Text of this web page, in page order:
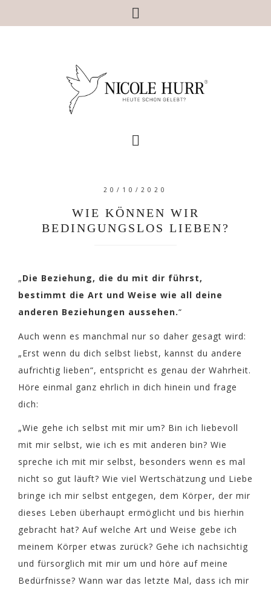
20/10/2020
WIE KÖNNEN WIR
BEDINGUNGSLOS LIEBEN?
„Die Beziehung, die du mit dir führst,
bestimmt die Art und Weise wie all deine
anderen Beziehungen aussehen.“
Auch wenn es manchmal nur so daher gesagt wird:
„Erst wenn du dich selbst liebst, kannst du andere
aufrichtig lieben“, entspricht es genau der Wahrheit.
Höre einmal ganz ehrlich in dich hinein und frage
dich:
„Wie gehe ich selbst mit mir um? Bin ich liebevoll
mit mir selbst, wie ich es mit anderen bin? Wie
spreche ich mit mir selbst, besonders wenn es mal
nicht so gut läuft? Wie viel Wertschätzung und Liebe
bringe ich mir selbst entgegen, dem Körper, der mir
dieses Leben überhaupt ermöglicht und bis hierhin
gebracht hat? Auf welche Art und Weise gebe ich
meinem Körper etwas zurück? Gehe ich nachsichtig
und fürsorglich mit mir um und höre auf meine
Bedürfnisse? Wann war das letzte Mal, dass ich mir